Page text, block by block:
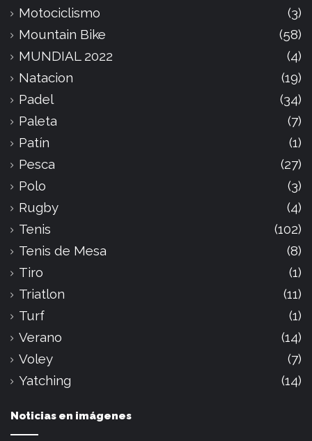
Motociclismo
(3)
Mountain Bike
(58)
MUNDIAL 2022
(4)
Natacion
(19)
Padel
(34)
Paleta
(7)
Patín
(1)
Pesca
(27)
Polo
(3)
Rugby
(4)
Tenis
(102)
Tenis de Mesa
(8)
Tiro
(1)
Triatlon
(11)
Turf
(1)
Verano
(14)
Voley
(7)
Yatching
(14)
Noticias en imágenes